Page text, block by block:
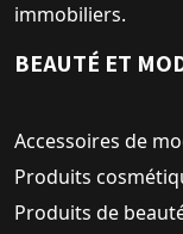
immobiliers.
BEAUTÉ ET
Accessoires de
Produits
Produits de